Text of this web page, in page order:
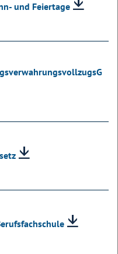
und Feiertage